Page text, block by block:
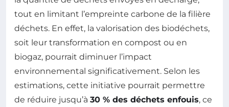
tout en limitant l’empreinte carbone de la filière
déchets. En effet, la valorisation des biodéchets,
soit leur transformation en compost ou en
biogaz, pourrait diminuer l’impact
environnemental significativement. Selon les
estimations, cette initiative pourrait permettre
de réduire jusqu’à 30 % des déchets enfouis, ce